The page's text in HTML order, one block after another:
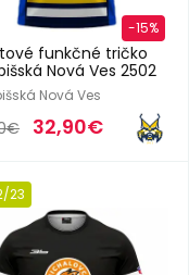
-15%
funkčné tričko
Nová Ves 2502
Nová Ves
32,90€
23